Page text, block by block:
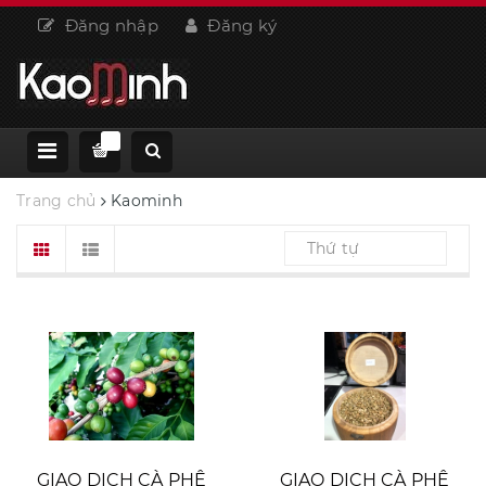
Đăng nhập Đăng ký
Trang chủ Kaominh
Thứ tự
GIAO DỊCH CÀ PHÊ GIAO DỊCH CÀ PHÊ